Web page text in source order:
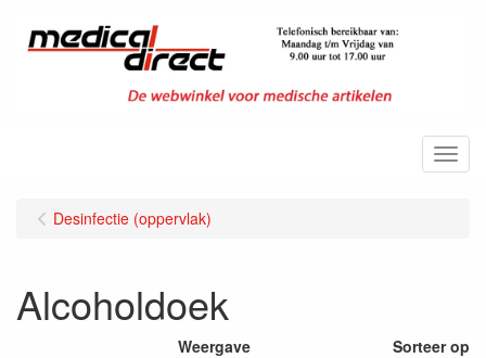
Menu
Desinfectie (oppervlak)
Alcoholdoek
Weergave Sorteer op